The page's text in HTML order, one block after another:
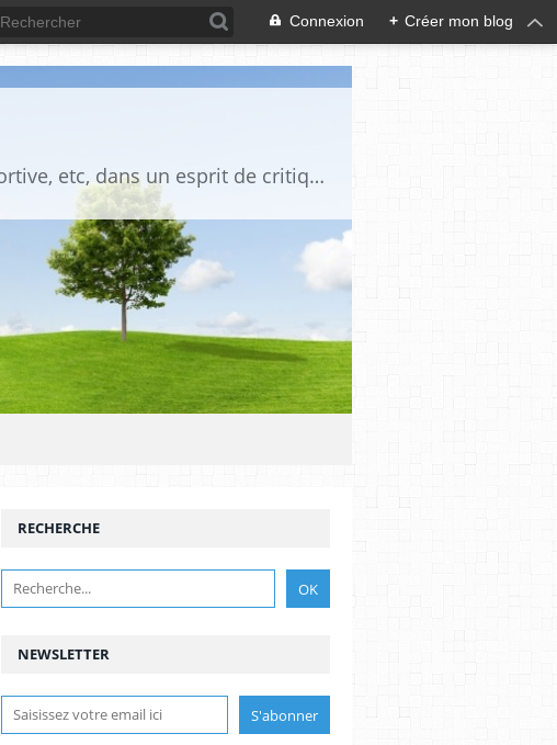
Connexion + Créer mon blog
Blog destiné à commenter l'actualité, politique, économique, culturelle, sportive, etc, dans un esprit de critique philosophique, d'esprit chrétien et français.La collaboration des lecteurs est souhaitée, de même que la courtoisie, et l'esprit de tolérance.
NEWSLETTER
RECHERCHE